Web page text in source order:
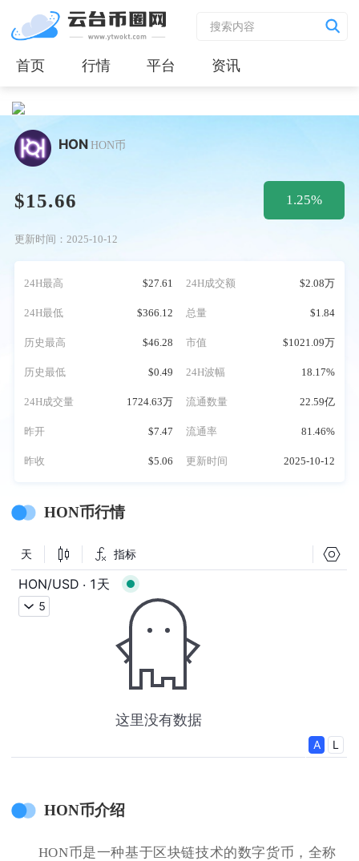
首页 行情 平台 资讯
HONHON币
$15.66 1.25%
更新时间：2025-10-12
24H最高 $27.61 24H成交额 $2.08万
24H最低 $366.12 总量 $1.84
历史最高 $46.28 市值 $1021.09万
历史最低 $0.49 24H波幅 18.17%
24H成交量 1724.63万 流通数量 22.59亿
昨开 $7.47 流通率 81.46%
昨收 $5.06 更新时间 2025-10-12
HON币行情
HON币介绍
HON币是一种基于区块链技术的数字货币，全称